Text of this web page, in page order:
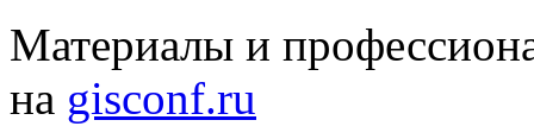
Материалы и
на gisconf.ru